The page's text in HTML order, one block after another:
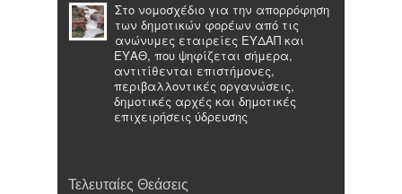
Στο νομοσχέδιο για την απορρόφηση
των δημοτικών φορέων από τις
ανώνυμες εταιρείες ΕΥΔΑΠ και
ΕΥΑΘ, που ψηφίζεται σήμερα,
αντιτίθενται επιστήμονες,
περιβαλλοντικές οργανώσεις,
δημοτικές αρχές και δημοτικές
επιχειρήσεις ύδρευσης
Τελευταίες Θεάσεις